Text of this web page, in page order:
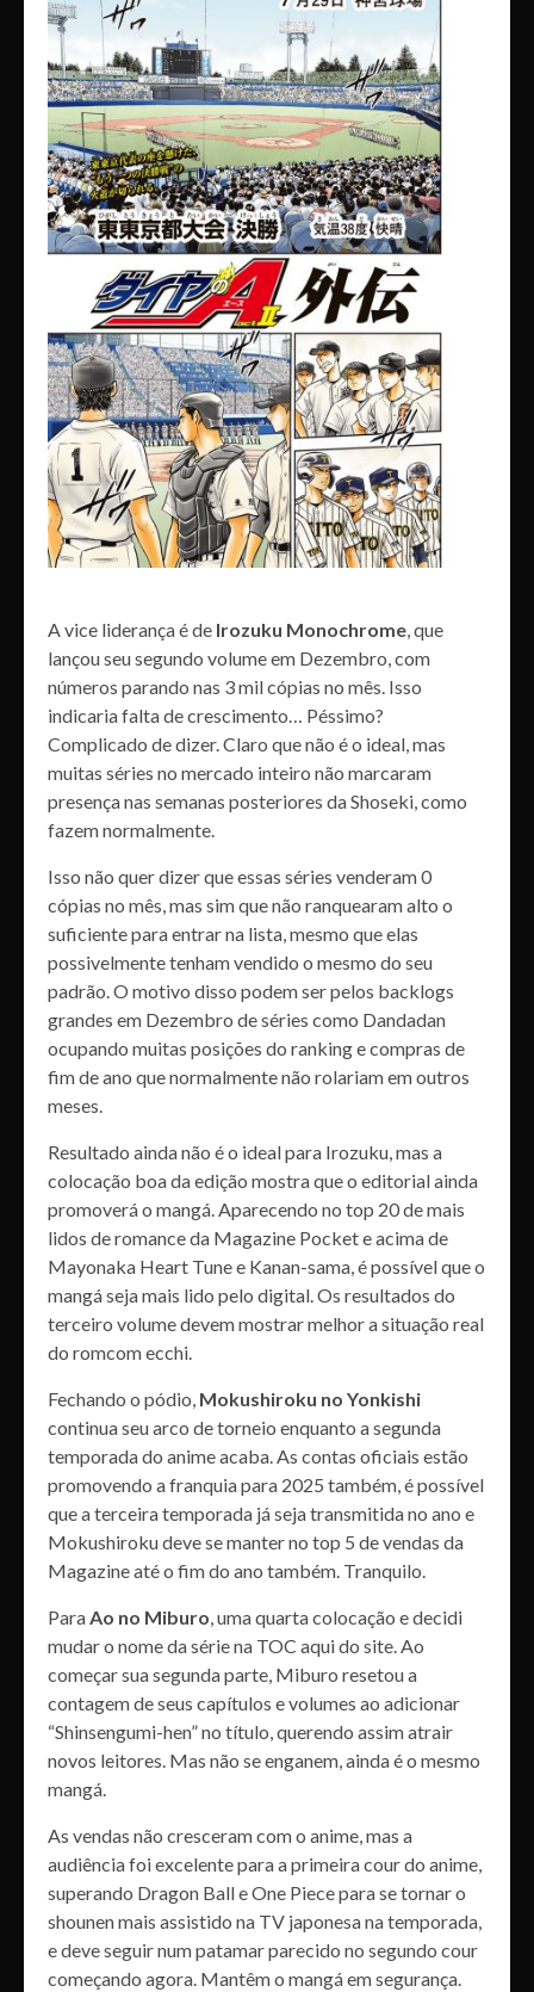
A vice liderança é de Irozuku Monochrome , que
lançou seu segundo volume em Dezembro, com
números parando nas 3 mil cópias no mês. Isso
indicaria falta de crescimento… Péssimo?
Complicado de dizer. Claro que não é o ideal, mas
muitas séries no mercado inteiro não marcaram
presença nas semanas posteriores da Shoseki, como
fazem normalmente.
Isso não quer dizer que essas séries venderam 0
cópias no mês, mas sim que não ranquearam alto o
suficiente para entrar na lista, mesmo que elas
possivelmente tenham vendido o mesmo do seu
padrão. O motivo disso podem ser pelos backlogs
grandes em Dezembro de séries como Dandadan
ocupando muitas posições do ranking e compras de
fim de ano que normalmente não rolariam em outros
meses.
Resultado ainda não é o ideal para Irozuku, mas a
colocação boa da edição mostra que o editorial ainda
promoverá o mangá. Aparecendo no top 20 de mais
lidos de romance da Magazine Pocket e acima de
Mayonaka Heart Tune e Kanan-sama, é possível que o
mangá seja mais lido pelo digital. Os resultados do
terceiro volume devem mostrar melhor a situação real
do romcom ecchi.
Fechando o pódio, Mokushiroku no Yonkishi
continua seu arco de torneio enquanto a segunda
temporada do anime acaba. As contas oficiais estão
promovendo a franquia para 2025 também, é possível
que a terceira temporada já seja transmitida no ano e
Mokushiroku deve se manter no top 5 de vendas da
Magazine até o fim do ano também. Tranquilo.
Para Ao no Miburo , uma quarta colocação e decidi
mudar o nome da série na TOC aqui do site. Ao
começar sua segunda parte, Miburo resetou a
contagem de seus capítulos e volumes ao adicionar
“Shinsengumi-hen” no título, querendo assim atrair
novos leitores. Mas não se enganem, ainda é o mesmo
mangá.
As vendas não cresceram com o anime, mas a
audiência foi excelente para a primeira cour do anime,
superando Dragon Ball e One Piece para se tornar o
shounen mais assistido na TV japonesa na temporada,
e deve seguir num patamar parecido no segundo cour
começando agora. Mantêm o mangá em segurança.